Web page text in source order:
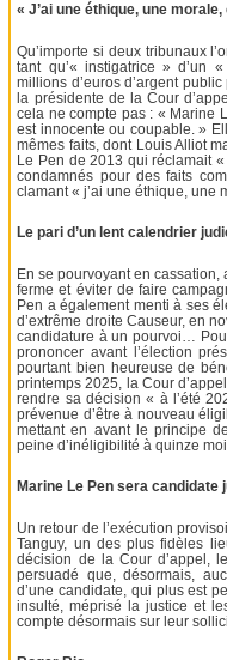
« J’ai une éthique, une morale,
Qu’importe si deux tribunaux
tant qu’« instigatrice » d’un
millions d’euros d’argent
la présidente de la Cour
cela ne compte pas : « Marine
est innocente ou coupable. »
mêmes faits, dont Louis Alliot
Le Pen de 2013 qui réclamait
condamnés pour des faits
clamant « j’ai une éthique, une
Le pari d’un lent calendrier
En se pourvoyant en cassation,
ferme et éviter de faire
Pen a également menti à ses
d’extrême droite Causeur, en
candidature à un pourvoi…
prononcer avant l’élection
pourtant bien heureuse de
printemps 2025, la Cour
rendre sa décision « à l’été
prévenue d’être à nouveau
mettant en avant le principe
peine d’inéligibilité à quinze
Marine Le Pen sera candidate
Un retour de l’exécution
Tanguy, un des plus fidèles
décision de la Cour d’appel,
persuadé que, désormais,
d’une candidate, qui plus est
insulté, méprisé la justice et
compte désormais sur leur